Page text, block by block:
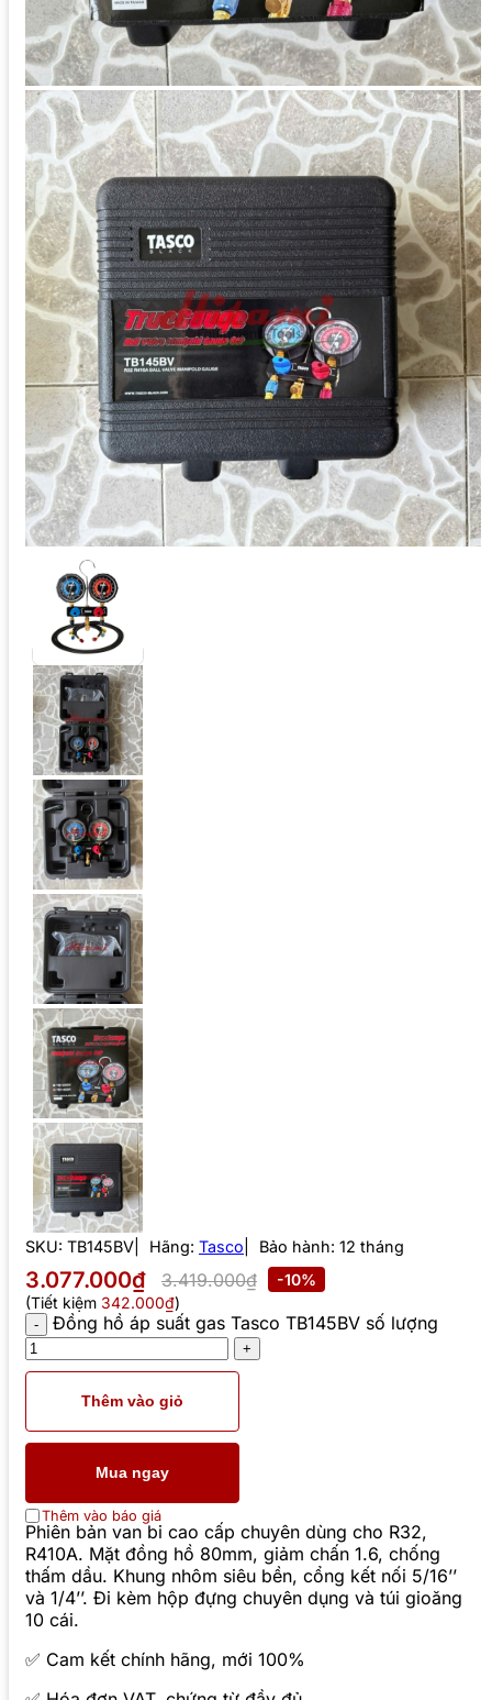
SKU: TB145BV Hãng: Tasco Bảo hành: 12 tháng
3.077.000₫ 3.419.000₫
-10%
(Tiết kiệm 342.000₫)
Đồng hồ áp suất gas Tasco TB145BV số lượng
Thêm vào giỏ
Mua ngay
Thêm vào báo giá
Phiên bản van bi cao cấp chuyên dùng cho R32,
R410A. Mặt đồng hồ 80mm, giảm chấn 1.6, chống
thấm dầu. Khung nhôm siêu bền, cổng kết nối 5/16’’
và 1/4’’. Đi kèm hộp đựng chuyên dụng và túi gioăng
10 cái.
✅ Cam kết chính hãng, mới 100%